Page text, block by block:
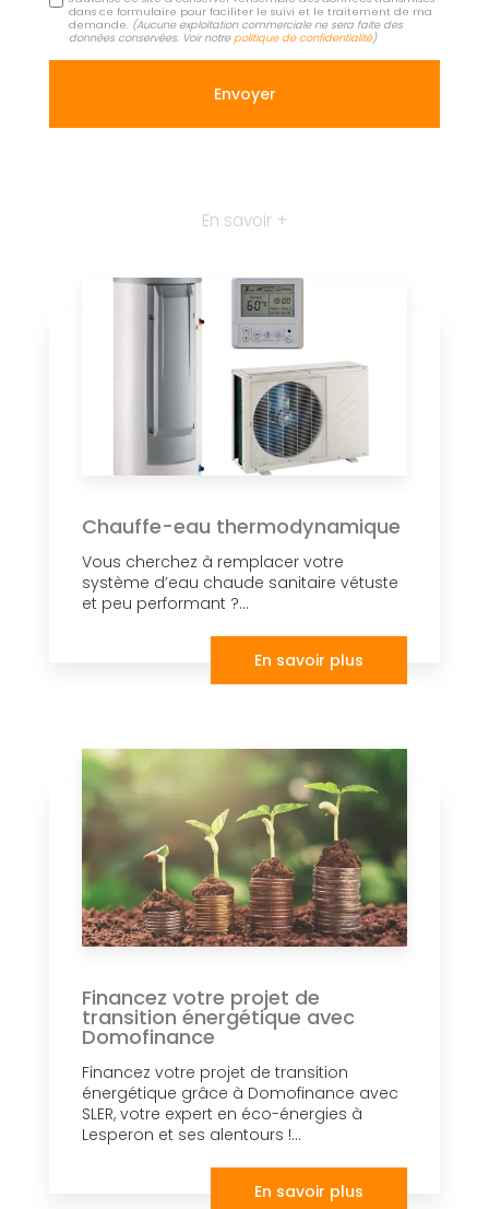
dans ce formulaire pour faciliter le suivi et le traitement de ma
demande. (Aucune exploitation commerciale ne sera faite des
données conservées. Voir notrepolitique de confidentialité)
En savoir +
Chauffe-eau thermodynamique
Vous cherchez à remplacer votre
système d’eau chaude sanitaire vétuste
et peu performant ?...
En savoir plus
Financez votre projet de
transition énergétique avec
Domofinance
Financez votre projet de transition
énergétique grâce à Domofinance avec
SLER, votre expert en éco-énergies à
Lesperon et ses alentours !...
En savoir plus